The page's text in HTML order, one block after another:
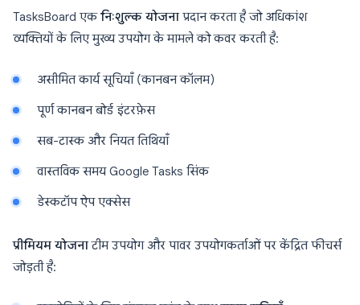
TasksBoard एकनिःशुल्क योजनाप्रदान करता है जो अधिकांश
व्यक्तियों के लिए मुख्य उपयोग के मामले को कवर करती है:
असीमित कार्य सूचियाँ (कानबन कॉलम)
पूर्ण कानबन बोर्ड इंटरफ़ेस
सब-टास्क और नियत तिथियाँ
वास्तविक समय Google Tasks सिंक
डेस्कटॉप ऐप एक्सेस
प्रीमियम योजनाटीम उपयोग और पावर उपयोगकर्ताओं पर केंद्रित फीचर्स
जोड़ती है: